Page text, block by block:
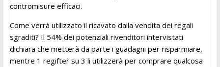
contromisure efficaci.
Come verrà utilizzato il ricavato dalla vendita dei regali
sgraditi? Il 54% dei potenziali rivenditori intervistati
dichiara che metterà da parte i guadagni per risparmiare,
mentre 1 regifter su 3 li utilizzerà per comprare qualcosa